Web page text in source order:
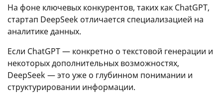
На фоне ключевых конкурентов, таких как ChatGPT,
стартап DeepSeek отличается специализацией на
аналитике данных.
Если ChatGPT — конкретно о текстовой генерации и
некоторых дополнительных возможностях,
DeepSeek — это уже о глубинном понимании и
структурировании информации.